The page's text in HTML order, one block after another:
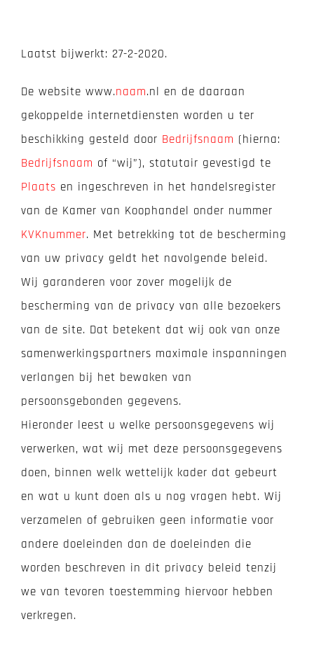
Laatst bijwerkt: 27-2-2020.
De website www.naam.nl en de daaraan
gekoppelde internetdiensten worden u ter
beschikking gesteld door Bedrijfsnaam (hierna:
Bedrijfsnaam of “wij”), statutair gevestigd te
Plaats en ingeschreven in het handelsregister
van de Kamer van Koophandel onder nummer
KVKnummer. Met betrekking tot de bescherming
van uw privacy geldt het navolgende beleid.
Wij garanderen voor zover mogelijk de
bescherming van de privacy van alle bezoekers
van de site. Dat betekent dat wij ook van onze
samenwerkingspartners maximale inspanningen
verlangen bij het bewaken van
persoonsgebonden gegevens.
Hieronder leest u welke persoonsgegevens wij
verwerken, wat wij met deze persoonsgegevens
doen, binnen welk wettelijk kader dat gebeurt
en wat u kunt doen als u nog vragen hebt. Wij
verzamelen of gebruiken geen informatie voor
andere doeleinden dan de doeleinden die
worden beschreven in dit privacy beleid tenzij
we van tevoren toestemming hiervoor hebben
verkregen.